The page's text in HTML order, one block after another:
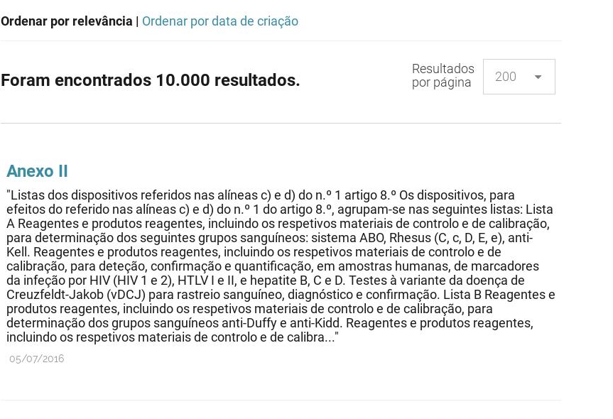
Ordenar por relevância | Ordenar por data de criação
Foram encontrados 10.000 resultados.
Resultados
por página
Anexo II
"Listas dos dispositivos referidos nas alíneas c) e d) do n.º 1 artigo 8.º Os dispositivos, para
efeitos do referido nas alíneas c) e d) do n.º 1 do artigo 8.º, agrupam-se nas seguintes listas: Lista
A Reagentes e produtos reagentes, incluindo os respetivos materiais de controlo e de calibração,
para determinação dos seguintes grupos sanguíneos: sistema ABO, Rhesus (C, c, D, E, e), anti-
Kell. Reagentes e produtos reagentes, incluindo os respetivos materiais de controlo e de
calibração, para deteção, confirmação e quantificação, em amostras humanas, de marcadores
da infeção por HIV (HIV 1 e 2), HTLV I e II, e hepatite B, C e D. Testes à variante da doença de
Creuzfeldt-Jakob (vDCJ) para rastreio sanguíneo, diagnóstico e confirmação. Lista B Reagentes e
produtos reagentes, incluindo os respetivos materiais de controlo e de calibração, para
determinação dos grupos sanguíneos anti-Duffy e anti-Kidd. Reagentes e produtos reagentes,
incluindo os respetivos materiais de controlo e de calibra..."
05/07/2016